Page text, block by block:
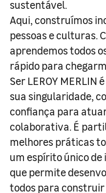
sustentável.
Aqui, construímos
pessoas e culturas.
aprendemos todos
rápido para
Ser LEROY MERLIN
sua singularidade,
confiança para
colaborativa. É
melhores práticas
um espírito único
que permite
todos para